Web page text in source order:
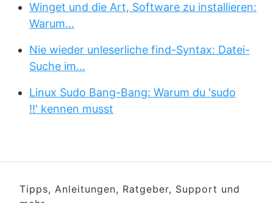
Winget und die Art, Software zu installieren:
Warum…
Nie wieder unleserliche find-Syntax: Datei-
Suche im…
Linux Sudo Bang-Bang: Warum du 'sudo
!!' kennen musst
Tipps, Anleitungen, Ratgeber, Support und